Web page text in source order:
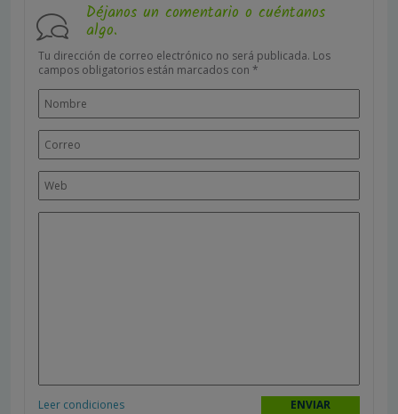
Déjanos un comentario o cuéntanos
algo.
Tu dirección de correo electrónico no será publicada. Los
campos obligatorios están marcados con *
Leer condiciones